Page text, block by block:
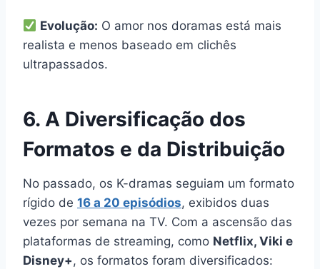
Evolução: O amor nos doramas está mais
realista e menos baseado em clichês
ultrapassados.
6. A Diversificação dos
Formatos e da Distribuição
No passado, os K-dramas seguiam um formato
rígido de 16 a 20 episódios, exibidos duas
vezes por semana na TV. Com a ascensão das
plataformas de streaming, como Netflix, Viki e
Disney+, os formatos foram diversificados: